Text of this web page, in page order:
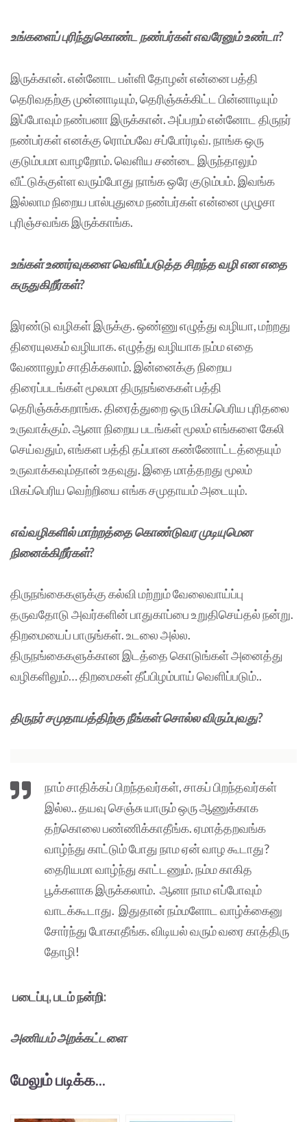
உங்களைப் புரிந்துகொண்ட நண்பர்கள் எவரேனும் உண்டா?
இருக்கான். என்னோட பள்ளி தோழன் என்னை பத்தி
தெரிவதற்கு முன்னாடியும், தெரிஞ்சுக்கிட்ட பின்னாடியும்
இப்போவும் நண்பனா இருக்கான். அப்பறம் என்னோட திருநர்
நண்பர்கள் எனக்கு ரொம்பவே சப்போர்டிவ். நாங்க ஒரு
குடும்பமா வாழறோம். வெளிய சண்டை இருந்தாலும்
வீட்டுக்குள்ள வரும்போது நாங்க ஒரே குடும்பம். இவங்க
இல்லாம நிறைய பால்புதுமை நண்பர்கள் என்னை முழுசா
புரிஞ்சவங்க இருக்காங்க.
உங்கள் உணர்வுகளை வெளிப்படுத்த சிறந்த வழி என எதை
கருதுகிறீர்கள்?
இரண்டு வழிகள் இருக்கு. ஒண்ணு எழுத்து வழியா, மற்றது
திரையுலகம் வழியாக. எழுத்து வழியாக நம்ம எதை
வேணாலும் சாதிக்கலாம். இன்னைக்கு நிறைய
திரைப்படங்கள் மூலமா திருநங்கைகள் பத்தி
தெரிஞ்சுக்கறாங்க. திரைத்துறை ஒரு மிகப்பெரிய புரிதலை
உருவாக்கும். ஆனா நிறைய படங்கள் மூலம் எங்களை கேலி
செய்வதும், எங்கள பத்தி தப்பான கண்ணோட்டத்தையும்
உருவாக்கவும்தான் உதவுது. இதை மாத்தறது மூலம்
மிகப்பெரிய வெற்றியை எங்க சமுதாயம் அடையும்.
எவ்வழிகளில் மாற்றத்தை கொண்டுவர முடியுமென
நினைக்கிறீர்கள்?
திருநங்கைகளுக்கு கல்வி மற்றும் வேலைவாய்ப்பு
தருவதோடு அவர்களின் பாதுகாப்பை உறுதிசெய்தல் நன்று.
திறமையைப் பாருங்கள். உடலை அல்ல.
திருநங்கைகளுக்கான இடத்தை கொடுங்கள் அனைத்து
வழிகளிலும்… திறமைகள் தீப்பிழம்பாய் வெளிப்படும்..
திருநர் சமுதாயத்திற்கு நீங்கள் சொல்ல விரும்புவது?
நாம் சாதிக்கப் பிறந்தவர்கள், சாகப் பிறந்தவர்கள்
இல்ல.. தயவு செஞ்சு யாரும் ஒரு ஆணுக்காக
தற்கொலை பண்ணிக்காதீங்க. ஏமாத்தறவங்க
வாழ்ந்து காட்டும் போது நாம ஏன் வாழ கூடாது?
தைரியமா வாழ்ந்து காட்டணும். நம்ம காகித
பூக்களாக இருக்கலாம். ஆனா நாம எப்போவும்
வாடக்கூடாது. இதுதான் நம்மளோட வாழ்க்கைனு
சோர்ந்து போகாதீங்க. விடியல் வரும் வரை காத்திரு
தோழி!
படைப்பு, படம் நன்றி:
அணியம் அறக்கட்டளை
மேலும் படிக்க...